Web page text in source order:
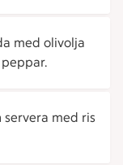
med olivolja
med ris